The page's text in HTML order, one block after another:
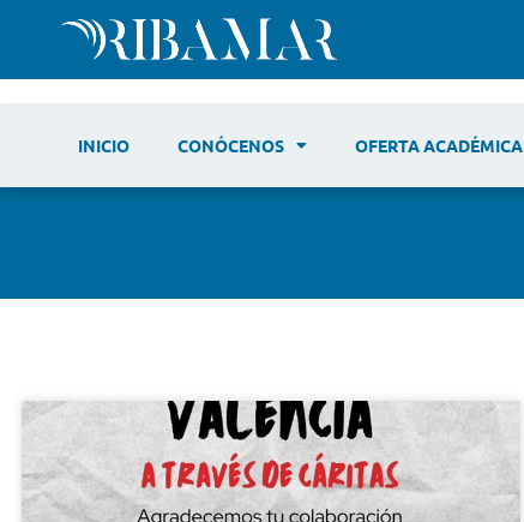
INICIO CONÓCENOS OFERTA ACADÉMICA